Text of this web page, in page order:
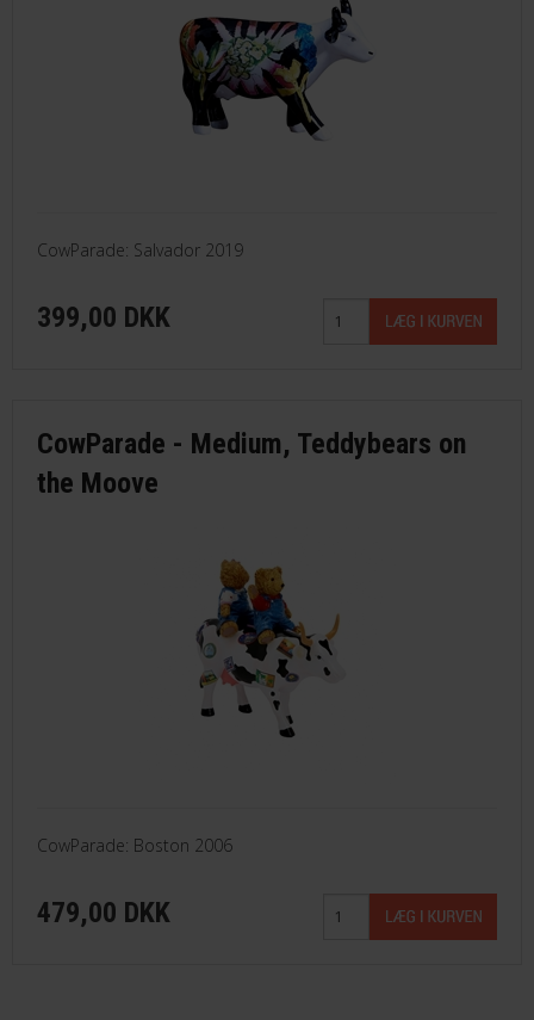
CowParade: Salvador 2019
399,00 DKK
CowParade - Medium, Teddybears on
the Moove
CowParade: Boston 2006
479,00 DKK